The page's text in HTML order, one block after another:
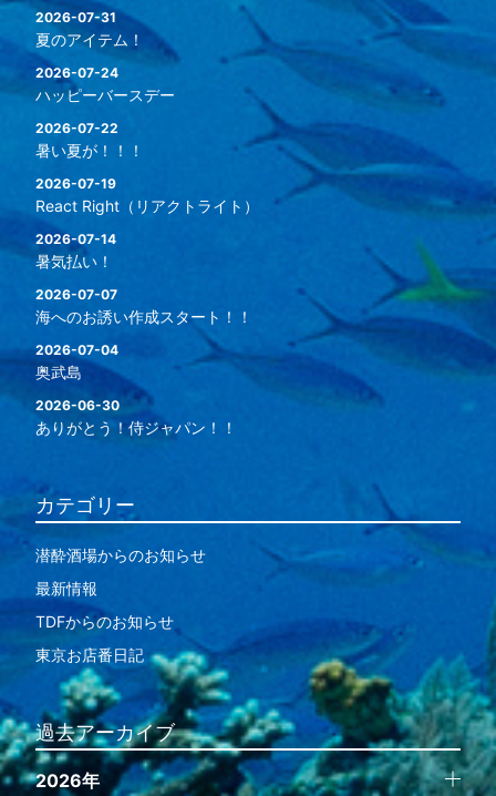
2026-07-31
夏のアイテム！
2026-07-24
ハッピーバースデー
2026-07-22
暑い夏が！！！
2026-07-19
React Right（リアクトライト）
2026-07-14
暑気払い！
2026-07-07
海へのお誘い作成スタート！！
2026-07-04
奥武島
2026-06-30
ありがとう！侍ジャパン！！
カテゴリー
潜酔酒場からのお知らせ
最新情報
TDFからのお知らせ
東京お店番日記
過去アーカイブ
2026年